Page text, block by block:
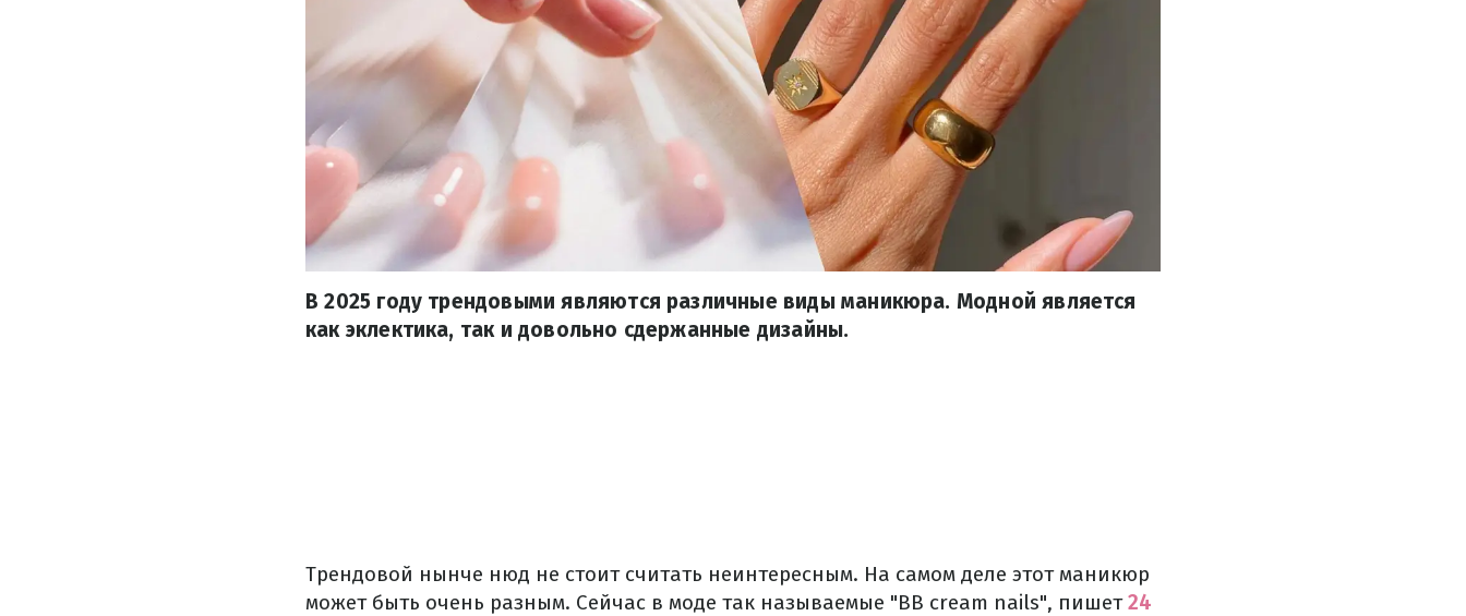
В 2025 году трендовыми являются различные виды маникюра. Модной является
как эклектика, так и довольно сдержанные дизайны.
Трендовой нынче нюд не стоит считать неинтересным. На самом деле этот маникюр
может быть очень разным. Сейчас в моде так называемые "BB cream nails", пишет24